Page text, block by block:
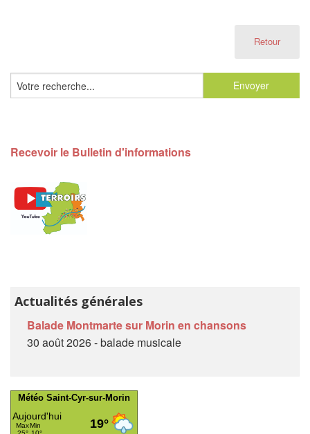
Retour
Recevoir le Bulletin d'informations
Actualités générales
Balade Montmarte sur Morin en chansons
30 août 2026 - balade musicale
Météo Saint-Cyr-sur-Morin